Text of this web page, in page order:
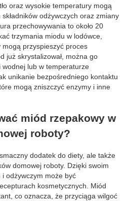
oraz wysokie temperatury mogą
odżywczych oraz zmiany
przechowywania to około 20
trzymania miodu w lodówce,
przyspieszyć proces
już skrystalizował, można go
lub w temperaturze
unikanie bezpośredniego kontaktu
mogą zniszczyć enzymy i inne
miód rzepakowy w
roboty?
dodatek do diety, ale także
domowej roboty. Dzięki swoim
i odżywczym może być
kosmetycznych. Miód
co oznacza, że przyciąga wilgoć